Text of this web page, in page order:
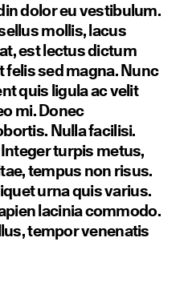
dolor eu vestibulum.
mollis, lacus
est lectus dictum
felis sed magna. Nunc
quis ligula ac velit
mi. Donec
Nulla facilisi.
turpis metus,
tempus non risus.
urna quis varius.
lacinia commodo.
tempor venenatis